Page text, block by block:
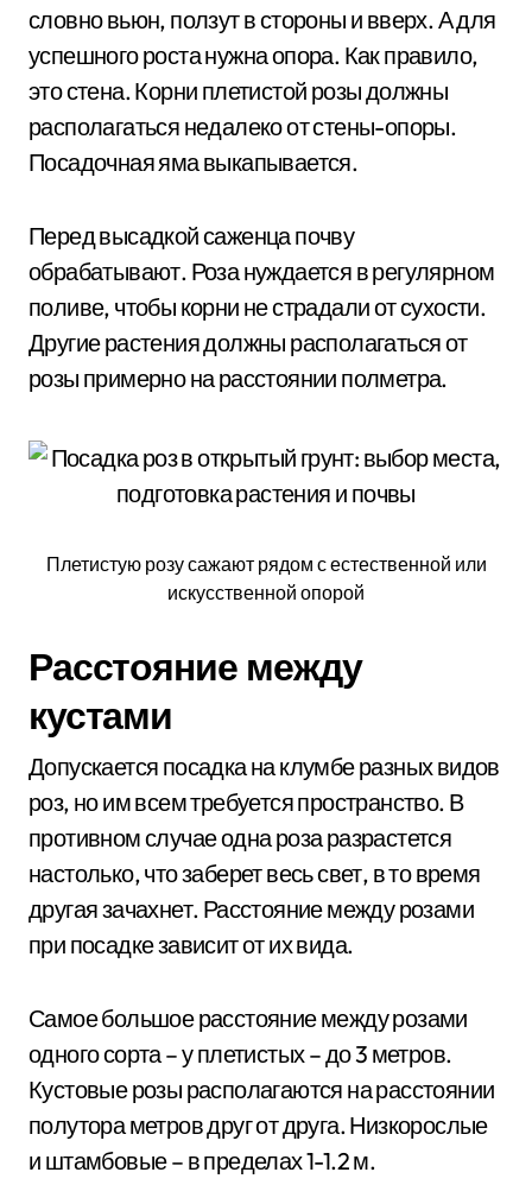
словно вьюн, ползут в стороны и вверх. А для
успешного роста нужна опора. Как правило,
это стена. Корни плетистой розы должны
располагаться недалеко от стены-опоры.
Посадочная яма выкапывается.
Перед высадкой саженца почву
обрабатывают. Роза нуждается в регулярном
поливе, чтобы корни не страдали от сухости.
Другие растения должны располагаться от
розы примерно на расстоянии полметра.
Плетистую розу сажают рядом с естественной или
искусственной опорой
Расстояние между
кустами
Допускается посадка на клумбе разных видов
роз, но им всем требуется пространство. В
противном случае одна роза разрастется
настолько, что заберет весь свет, в то время
другая зачахнет. Расстояние между розами
при посадке зависит от их вида.
Самое большое расстояние между розами
одного сорта – у плетистых – до 3 метров.
Кустовые розы располагаются на расстоянии
полутора метров друг от друга. Низкорослые
и штамбовые – в пределах 1-1.2 м.